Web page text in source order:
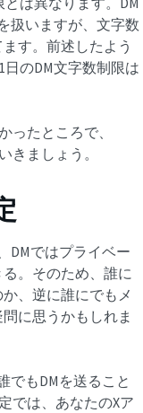
扱いますが、文字数
す。前述したよう
日のDM文字数制限は
ったところで、
きましょう。
DMではプライベー
。そのため、誰に
、逆に誰にでもメ
に思うかもしれま
でもDMを送ること
では、あなたのXア